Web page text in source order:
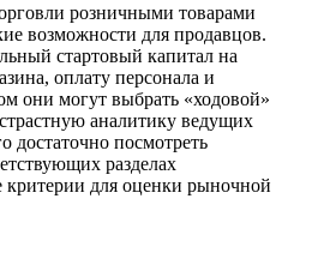
розничными товарами
возможности для продавцов.
стартовый капитал на
оплату персонала и
они могут выбрать «ходовой»
аналитику ведущих
достаточно посмотреть
разделах
для оценки рыночной